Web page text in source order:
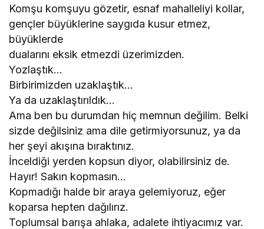
Komşu komşuyu gözetir, esnaf mahalleliyi kollar,
gençler büyüklerine saygıda kusur etmez,
büyüklerde
dualarını eksik etmezdi üzerimizden.
Yozlaştık…
Birbirimizden uzaklaştık…
Ya da uzaklaştırıldık…
Ama ben bu durumdan hiç memnun değilim. Belki
sizde değilsiniz ama dile getirmiyorsunuz, ya da
her şeyi akışına bıraktınız.
İnceldiği yerden kopsun diyor, olabilirsiniz de.
Hayır! Sakın kopmasın…
Kopmadığı halde bir araya gelemiyoruz, eğer
koparsa hepten dağılırız.
Toplumsal barışa ahlaka, adalete ihtiyacımız var.